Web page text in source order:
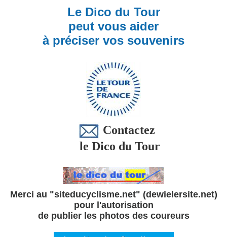
Le Dico du Tour
peut vous aider
à préciser vos souvenirs
Contactez
le Dico du Tour
Merci au "siteducyclisme.net" (dewielersite.net)
pour l'autorisation
de publier les photos des coureurs